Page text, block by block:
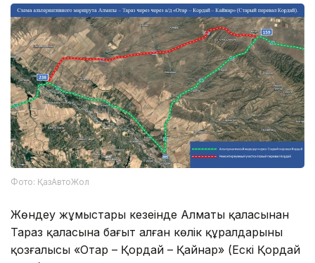
Фото: ҚазАвтоЖол
Жөндеу жұмыстары кезеңінде Алматы қаласынан
Тараз қаласына бағыт алған көлік құралдарының
қозғалысы «Отар – Қордай – Қайнар» (Ескі Қордай